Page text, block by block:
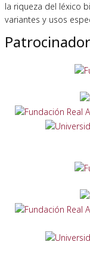
la riqueza del léxico
variantes y usos